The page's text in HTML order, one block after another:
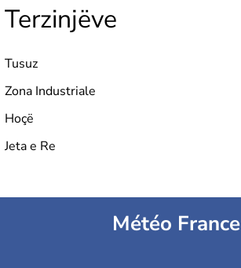
Terzinjëve
Tusuz
Zona Industriale
Hoçë
Jeta e Re
Météo France